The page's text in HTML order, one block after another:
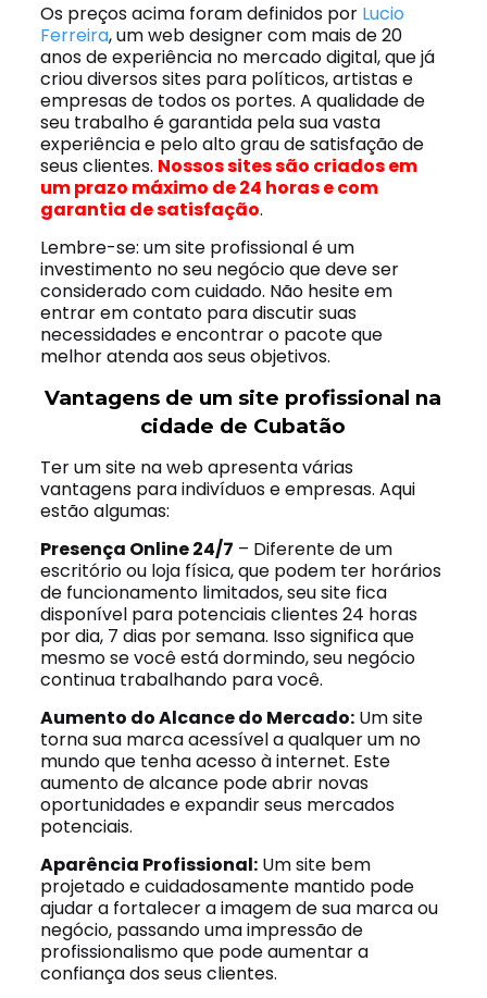
Os preços acima foram definidos por Lucio
Ferreira, um web designer com mais de 20
anos de experiência no mercado digital, que já
criou diversos sites para políticos, artistas e
empresas de todos os portes. A qualidade de
seu trabalho é garantida pela sua vasta
experiência e pelo alto grau de satisfação de
seus clientes. Nossos sites são criados em
um prazo máximo de 24 horas e com
garantia de satisfação.
Lembre-se: um site profissional é um
investimento no seu negócio que deve ser
considerado com cuidado. Não hesite em
entrar em contato para discutir suas
necessidades e encontrar o pacote que
melhor atenda aos seus objetivos.
Vantagens de um site profissional na
cidade de Cubatão
Ter um site na web apresenta várias
vantagens para indivíduos e empresas. Aqui
estão algumas:
Presença Online 24/7 – Diferente de um
escritório ou loja física, que podem ter horários
de funcionamento limitados, seu site fica
disponível para potenciais clientes 24 horas
por dia, 7 dias por semana. Isso significa que
mesmo se você está dormindo, seu negócio
continua trabalhando para você.
Aumento do Alcance do Mercado:Um site
torna sua marca acessível a qualquer um no
mundo que tenha acesso à internet. Este
aumento de alcance pode abrir novas
oportunidades e expandir seus mercados
potenciais.
Aparência Profissional:Um site bem
projetado e cuidadosamente mantido pode
ajudar a fortalecer a imagem de sua marca ou
negócio, passando uma impressão de
profissionalismo que pode aumentar a
confiança dos seus clientes.